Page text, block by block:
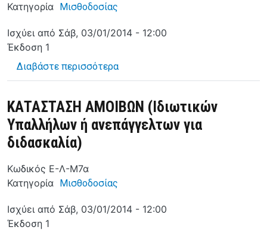
Κατηγορία Μισθοδοσίας
Ισχύει από Σάβ, 03/01/2014 - 12:00
Έκδοση 1
Διαβάστε περισσότεραγια το ΚΑΤΑΣΤΑΣΗ ΑΜΟΙΒΩΝ (για
ΚΑΤΑΣΤΑΣΗ ΑΜΟΙΒΩΝ (Ιδιωτικών
Υπαλλήλων ή ανεπάγγελτων για
διδασκαλία)
Κωδικός Ε-Λ-Μ7α
Κατηγορία Μισθοδοσίας
Ισχύει από Σάβ, 03/01/2014 - 12:00
Έκδοση 1